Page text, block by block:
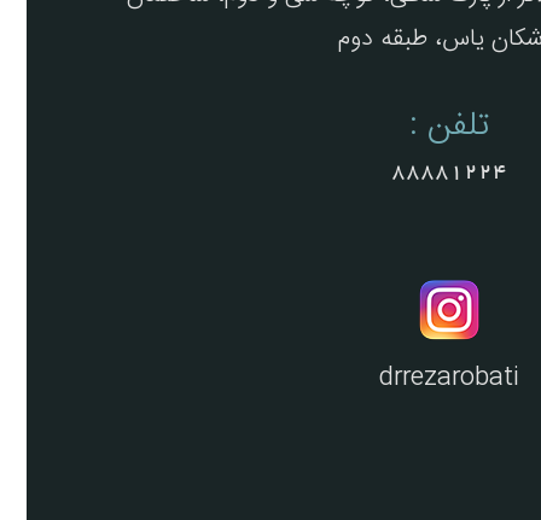
یاس، طبقه دوم
تلفن :
88881224
drrezarobati